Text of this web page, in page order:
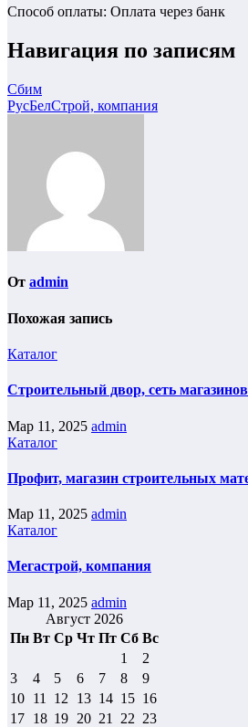
Способ оплаты: Оплата через банк
Навигация по записям
Сбим
РусБелСтрой, компания
От admin
Похожая запись
Каталог
Строительный двор, сеть
Мар 11, 2025 admin
Каталог
Профит, магазин строительных
Мар 11, 2025 admin
Каталог
Мегастрой, компания
Мар 11, 2025 admin
Август 2026
Пн Вт Ср Чт Пт Сб Вс
1
2
3
4 5 6 7 8
9
10 11 12 13 14 15 16
17 18 19 20 21 22 23